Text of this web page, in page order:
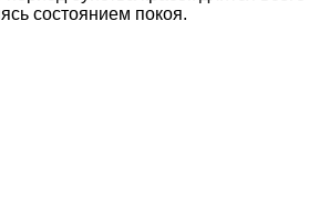
состоянием покоя.